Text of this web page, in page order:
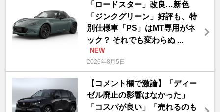
「ロードスター」改良…新色
「ジンクグリーン」好評も、特
別仕様車「PS」はMT専用がネ
ック？ それでも変わらぬ ...
NEW
2026年8月5日
【コメント欄で激論】「ディー
ゼル廃止の影響はなかった」
「コスパが良い」「売れるのも